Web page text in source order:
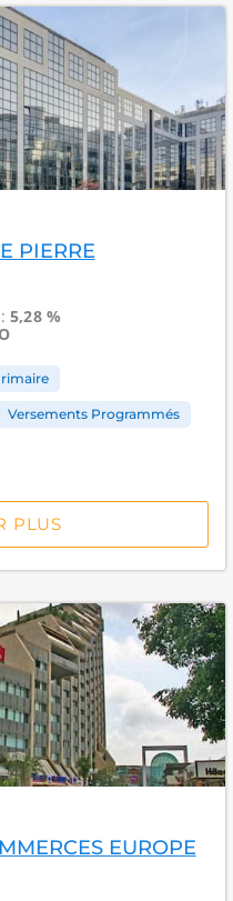
PIERRE
:5,28 %
Versements Programmés
PLUS
EUROPE